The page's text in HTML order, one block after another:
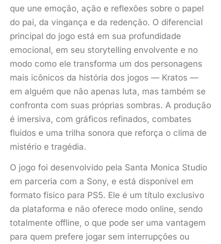
que une emoção, ação e reflexões sobre o papel
do pai, da vingança e da redenção. O diferencial
principal do jogo está em sua profundidade
emocional, em seu storytelling envolvente e no
modo como ele transforma um dos personagens
mais icônicos da história dos jogos — Kratos —
em alguém que não apenas luta, mas também se
confronta com suas próprias sombras. A produção
é imersiva, com gráficos refinados, combates
fluidos e uma trilha sonora que reforça o clima de
mistério e tragédia.
O jogo foi desenvolvido pela Santa Monica Studio
em parceria com a Sony, e está disponível em
formato físico para PS5. Ele é um título exclusivo
da plataforma e não oferece modo online, sendo
totalmente offline, o que pode ser uma vantagem
para quem prefere jogar sem interrupções ou